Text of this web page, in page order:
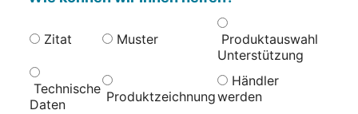
Zitat Muster
Produktauswahl
Unterstützung
Technische
Daten
Produktzeichnung
Händler
werden